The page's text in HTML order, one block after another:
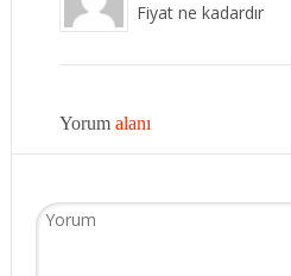
Fiyat ne kadardır
Yorum alanı